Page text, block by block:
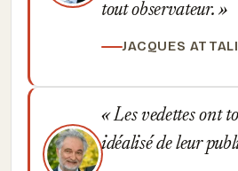
tout observateur.
JACQUES ATTALI
Les vedettes ont
idéalisé de leur